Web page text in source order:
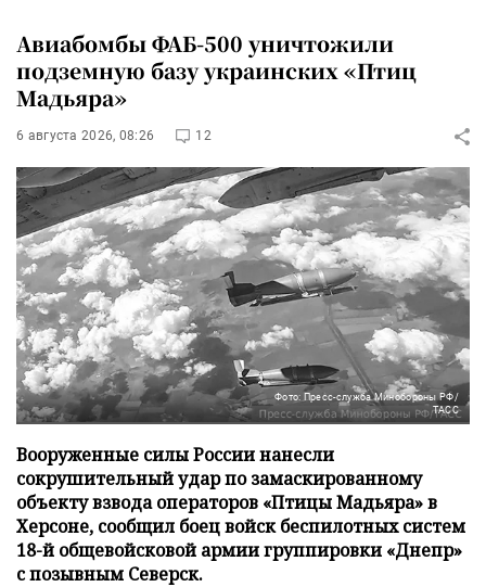
Авиабомбы ФАБ-500 уничтожили
подземную базу украинских «Птиц
Мадьяра»
6 августа 2026, 08:26 12
Фото: Пресс-служба Минобороны РФ/
ТАСС
Вооруженные силы России нанесли
сокрушительный удар по замаскированному
объекту взвода операторов «Птицы Мадьяра» в
Херсоне, сообщил боец войск беспилотных систем
18-й общевойсковой армии группировки «Днепр»
с позывным Северск.